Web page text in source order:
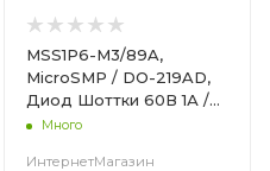
MSS1P6-M3/89A,
MicroSMP / DO-219AD,
Диод Шоттки 60В 1А /
Vishay - Диод Шоттки
Много
ИнтернетМагазин